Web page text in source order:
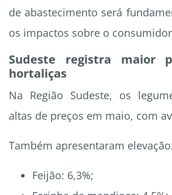
de abastecimento será
os impactos sobre o
Sudeste registra maior
hortaliças
Na Região Sudeste, os
altas de preços em maio, com
Também apresentaram
Feijão: 6,3%;